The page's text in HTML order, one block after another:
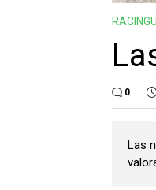
0
Las